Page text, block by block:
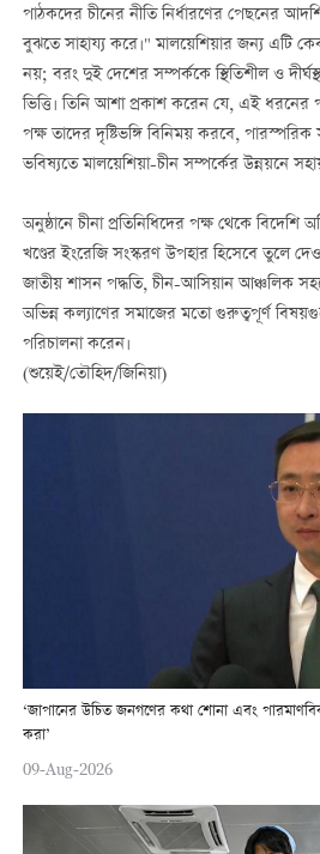
পাঠকদের চীনের নীতি নির্ধারণের পেছনের
বুঝতে সাহায্য করে।" মালয়েশিয়ার জন্য এটি
নয়; বরং দুই দেশের সম্পর্ককে স্থিতিশীল ও
ভিত্তি। তিনি আশা প্রকাশ করেন যে, এই
পক্ষ তাদের দৃষ্টিভঙ্গি বিনিময় করবে,
ভবিষ্যতে মালয়েশিয়া-চীন সম্পর্কের উন্নয়নে
অনুষ্ঠানে চীনা প্রতিনিধিদের পক্ষ থেকে বিদেশি
খণ্ডের ইংরেজি সংস্করণ উপহার হিসেবে তুলে
জাতীয় শাসন পদ্ধতি, চীন-আসিয়ান আঞ্চলিক
অভিন্ন কল্যাণের সমাজের মতো গুরুত্বপূর্ণ
পরিচালনা করেন।
(শুয়েই/তৌহিদ/জিনিয়া)
‘জাপানের উচিত জনগণের কথা শোনা এবং
করা’
09-Aug-2026